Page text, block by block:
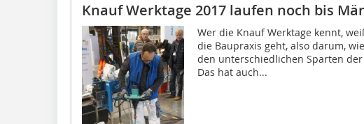
Knauf Werktage 2017 laufen noch bis
Wer die Knauf Werktage kennt,
die Baupraxis geht, also darum,
den unterschiedlichen Sparten
Das hat auch...